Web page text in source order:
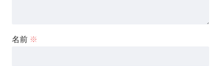
名前 ※